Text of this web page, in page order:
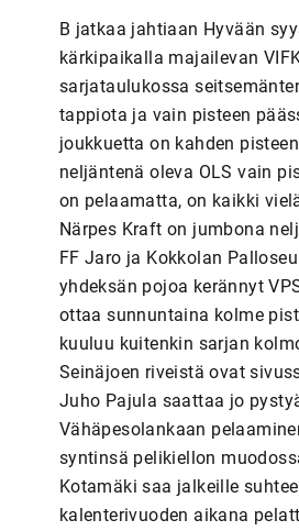
B jatkaa jahtiaan Hyvään
kärkipaikalla majailevan
sarjataulukossa
tappiota ja vain pisteen
joukkuetta on kahden
neljäntenä oleva OLS vain
on pelaamatta, on kaikki
Närpes Kraft on jumbona
FF Jaro ja Kokkolan
yhdeksän pojoa kerännyt
ottaa sunnuntaina kolme
kuuluu kuitenkin sarjan
Seinäjoen riveistä ovat
Juho Pajula saattaa jo
Vähäpesolankaan
syntinsä pelikiellon
Kotamäki saa jalkeille
kalenterivuoden aikana